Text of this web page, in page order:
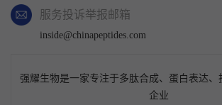
服务投诉举报邮箱
inside@chinapeptides.com
强耀生物是一家专注于多肽合成、蛋白表达、
企业